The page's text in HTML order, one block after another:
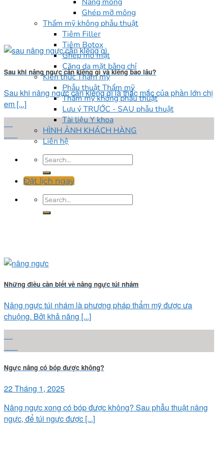
Ghép mỡ mông
Thẩm mỹ không phẫu thuật
Tiêm Filler
Tiêm Botox
Ghép mỡ mặt
Căng da mặt bằng chỉ
Kiến thức Thẩm mỹ
Phẫu thuật Thẩm mỹ
Thẩm mỹ không phẫu thuật
Lưu ý TRƯỚC - SAU phẫu thuật
Tài liệu Y khoa
HÌNH ẢNH KHÁCH HÀNG
Liên hệ
Đặt lịch ngay
Sau khi nâng ngực cần kiêng gì và kiêng bao lâu?
Sau khi nâng ngực cần kiêng gì là thắc mắc của phần lớn chị
em [...]
Những điều cần biết về nâng ngực túi nhám
Nâng ngực túi nhám là phương pháp thẩm mỹ được ưa
chuộng. Bởi khả năng [...]
Ngực nâng có bóp được không?
22 Tháng 1, 2025
Nâng ngực xong có bóp được không? Sau phẫu thuật nâng
ngực, để túi ngực được [...]